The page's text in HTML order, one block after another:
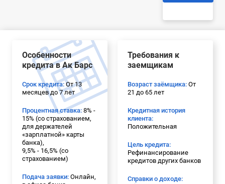
Особенности
кредита в Ак Барс
Срок кредита:От 13
месяцев до 7 лет
Процентная ставка: 8% -
15% (co страхованием,
для держателей
«зарплатной» карты
банка),
9,5% - 16,5% (co
страхованием)
Подача заявки: Онлайн,
Требования к
заемщикам
Возраст заёмщика: От
21 до 65 лет
Кредитная история
клиента:
Положительная
Цель кредита:
Рефинансирование
кредитов других банков
Справки о доходе: